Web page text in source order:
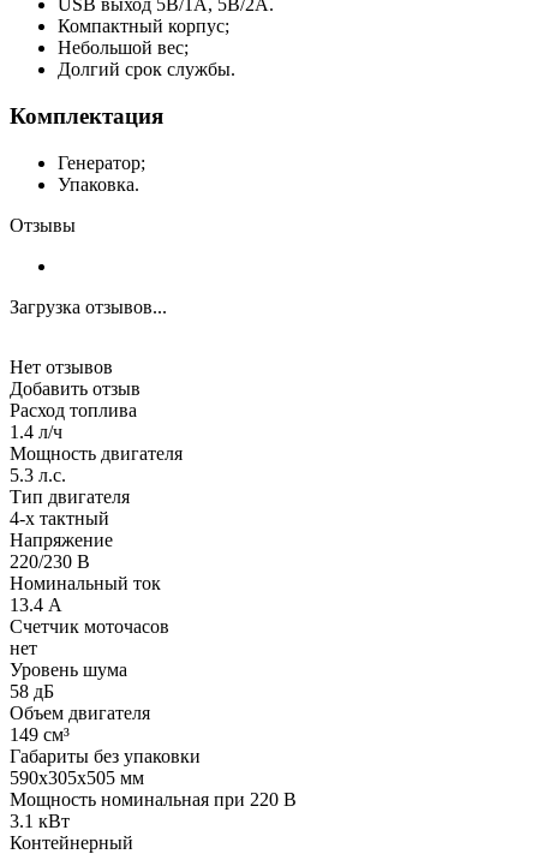
USB выход 5В/1А, 5В/2А.
Компактный корпус;
Небольшой вес;
Долгий срок службы.
Комплектация
Генератор;
Упаковка.
Отзывы
Загрузка отзывов...
Нет отзывов
Добавить отзыв
Расход топлива
1.4 л/ч
Мощность двигателя
5.3 л.с.
Тип двигателя
4-х тактный
Напряжение
220/230 В
Номинальный ток
13.4 А
Счетчик моточасов
нет
Уровень шума
58 дБ
Объем двигателя
149 см³
Габариты без упаковки
590x305x505 мм
Мощность номинальная при 220 В
3.1 кВт
Контейнерный